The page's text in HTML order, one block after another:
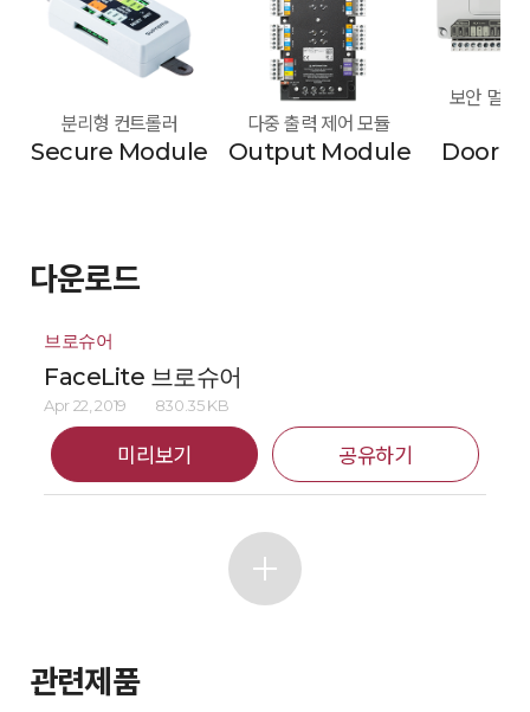
분리형 컨트롤러
Secure Module
다중 출력 제어 모듈
Output Module
보안 멀티
Door
다운로드
브로슈어
FaceLite 브로슈어
Apr 22, 2019 830.35 KB
미리보기 공유하기
관련제품